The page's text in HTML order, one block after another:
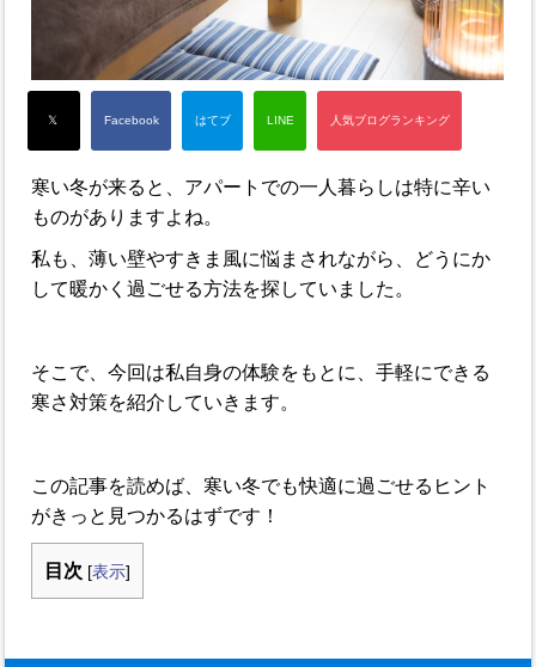
寒い冬が来ると、アパートでの一人暮らしは特に辛い
ものがありますよね。
私も、薄い壁やすきま風に悩まされながら、どうにか
して暖かく過ごせる方法を探していました。
そこで、今回は私自身の体験をもとに、手軽にできる
寒さ対策を紹介していきます。
この記事を読めば、寒い冬でも快適に過ごせるヒント
がきっと見つかるはずです！
目次 [表示]